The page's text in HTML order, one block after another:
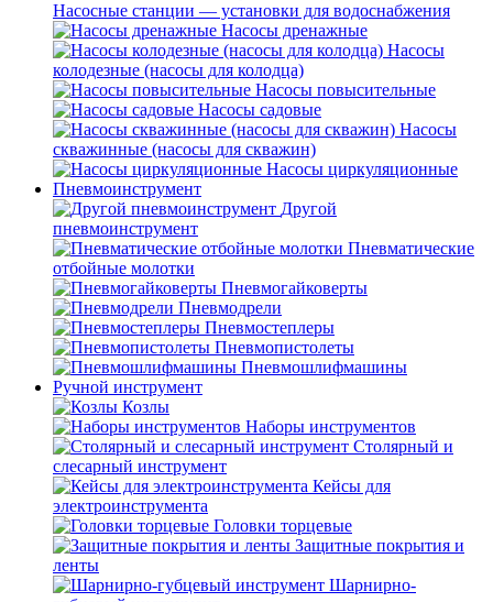
Насосные станции — установки для водоснабжения
Насосы дренажные
Насосы
колодезные (насосы для колодца)
Насосы повысительные
Насосы садовые
Насосы
скважинные (насосы для скважин)
Насосы циркуляционные
Пневмоинструмент
Другой
пневмоинструмент
Пневматические
отбойные молотки
Пневмогайковерты
Пневмодрели
Пневмостеплеры
Пневмопистолеты
Пневмошлифмашины
Ручной инструмент
Козлы
Наборы инструментов
Столярный и
слесарный инструмент
Кейсы для
электроинструмента
Головки торцевые
Защитные покрытия и
ленты
Шарнирно-